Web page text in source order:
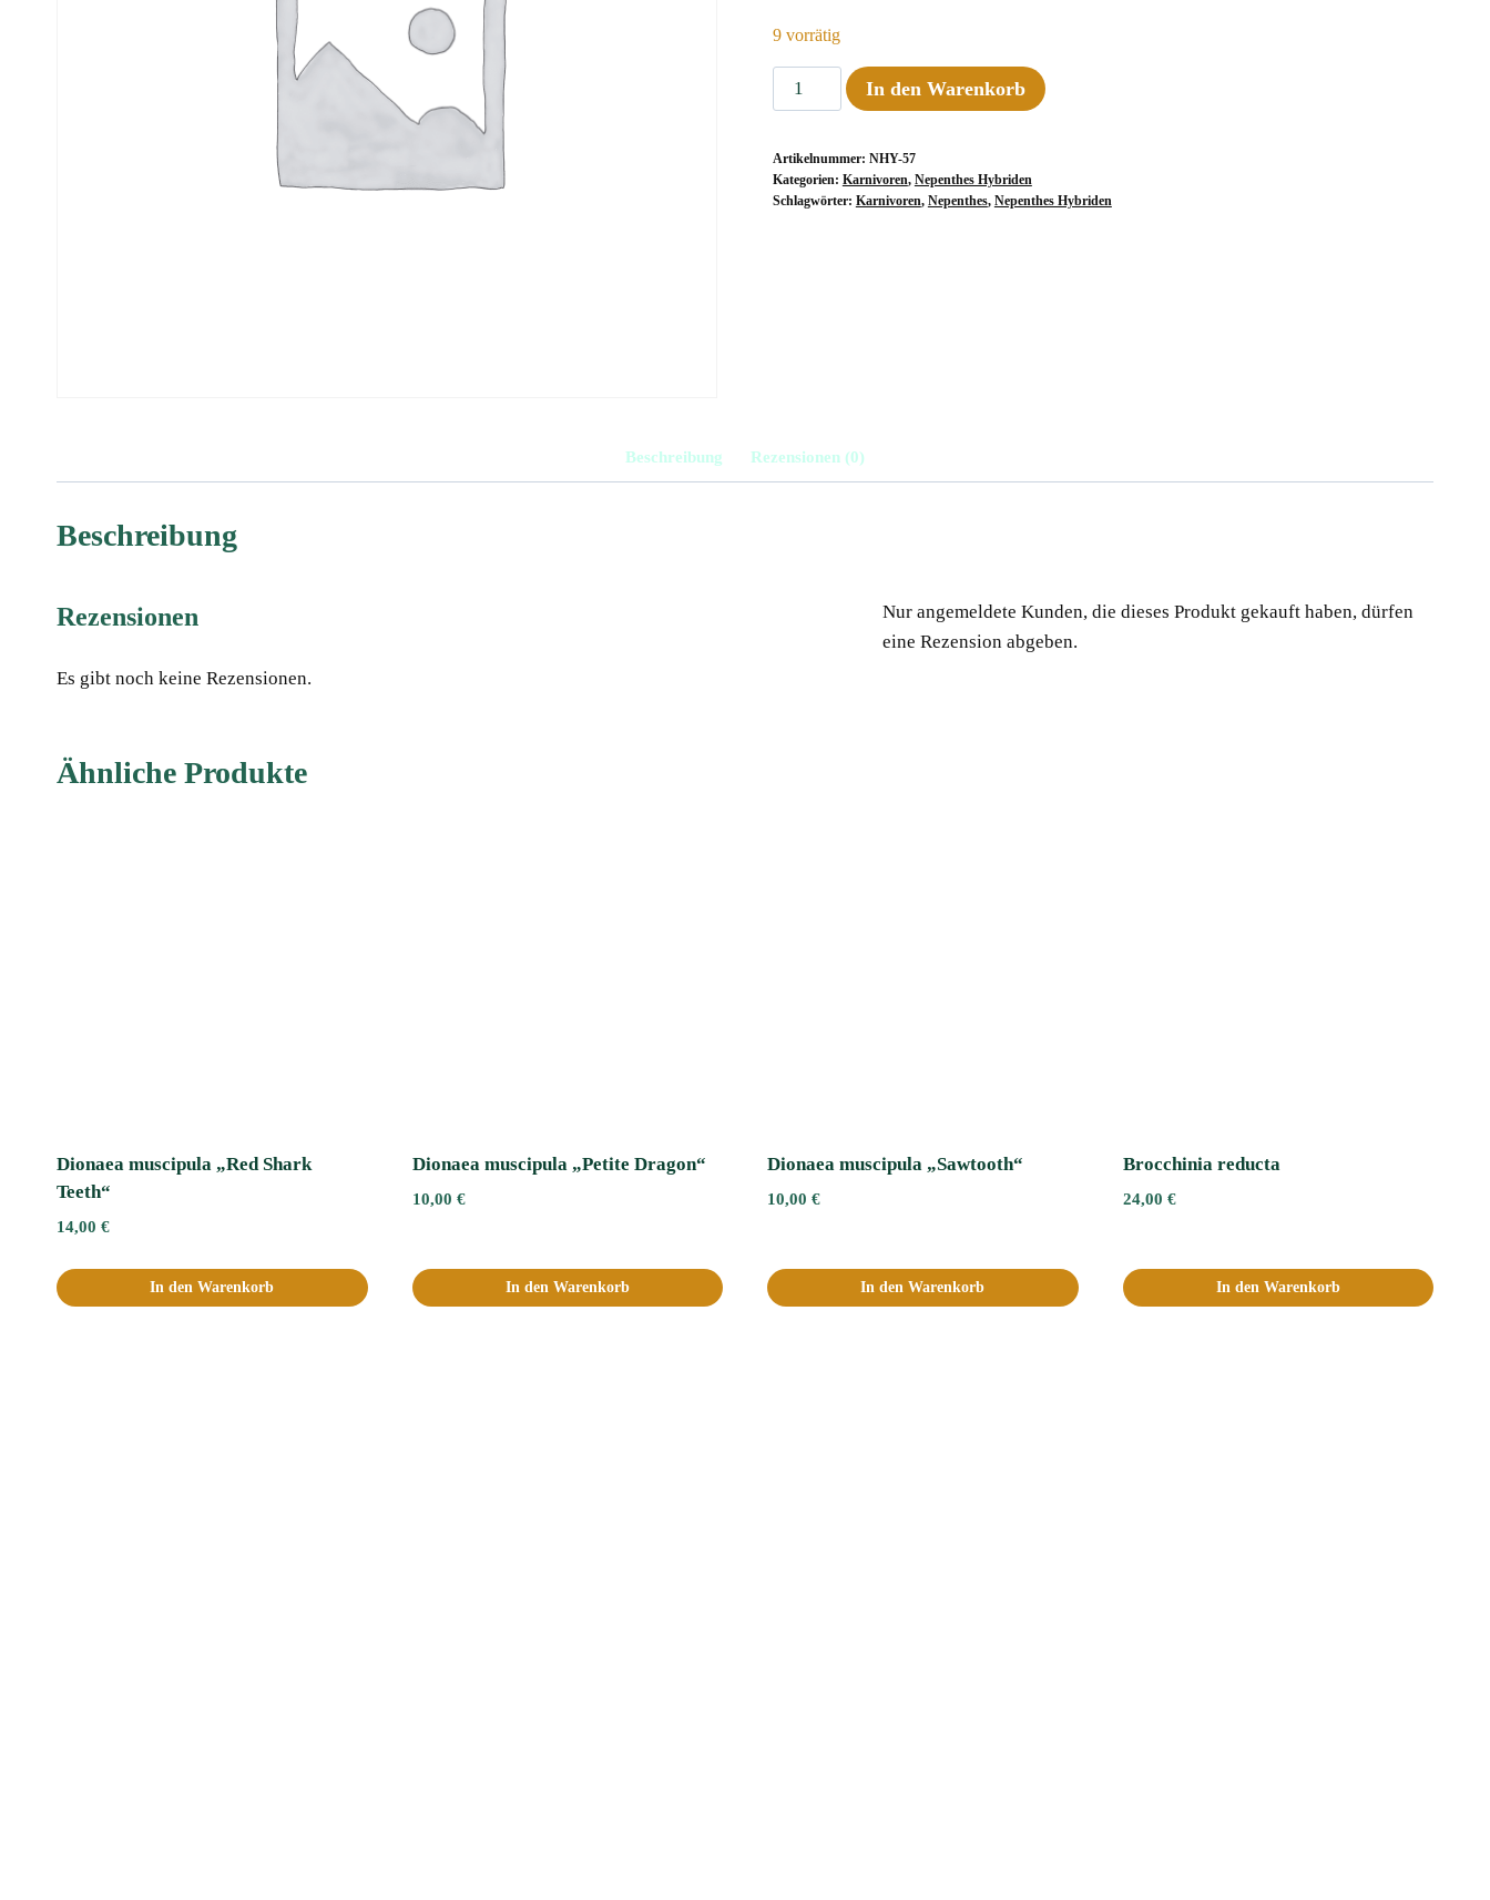
9 vorrätig
Nepenthes
veitchii
minima,
10-
In den Warenkorb
Artikelnummer: NHY-57
Kategorien: Karnivoren, Nepenthes Hybriden
Schlagwörter: Karnivoren, Nepenthes, Nepenthes Hybriden
Beschreibung Rezensionen (0)
Beschreibung
Rezensionen
Es gibt noch keine Rezensionen.
Nur angemeldete Kunden, die dieses Produkt gekauft haben, dürfen
eine Rezension abgeben.
Ähnliche Produkte
Dionaea muscipula „Red Shark
Teeth“
14,00 €
In den Warenkorb
Dionaea muscipula „Petite Dragon“
10,00 €
In den Warenkorb
Dionaea muscipula „Sawtooth“
10,00 €
In den Warenkorb
Brocchinia reducta
24,00 €
In den Warenkorb